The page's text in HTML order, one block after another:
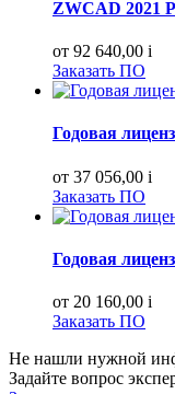
ZWCAD 2021
от 92 640,00 i
Заказать ПО
Годовая
от 37 056,00 i
Заказать ПО
Годовая
от 20 160,00 i
Заказать ПО
Не нашли нужной
Задайте вопрос